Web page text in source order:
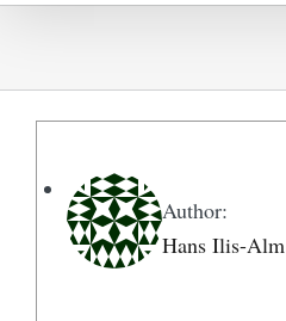
Author:
Hans Ilis-Alm